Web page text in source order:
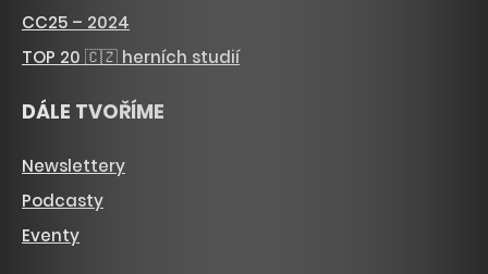
CC25 – 2024
TOP 20 🇨🇿 herních studií
DÁLE TVOŘÍME
Newslettery
Podcasty
Eventy